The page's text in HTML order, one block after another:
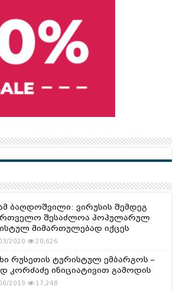
ბაღდოშვილი: ვირუსის შემდეგ
შესაძლოა პოპულარულ
მიმართულებად იქცეს
2020 20,626
რუსეთის ტურისტულ ემბარგოს –
კორძაძე ინიციატივით გამოდის
2019 17,248